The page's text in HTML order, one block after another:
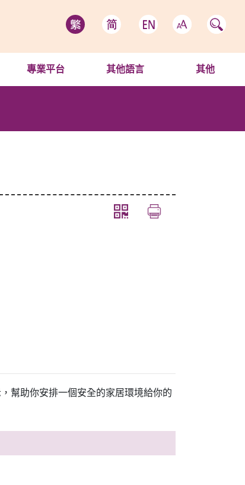
專業平台 其他語言 其他
幫助你安排一個安全的家居環境給你的